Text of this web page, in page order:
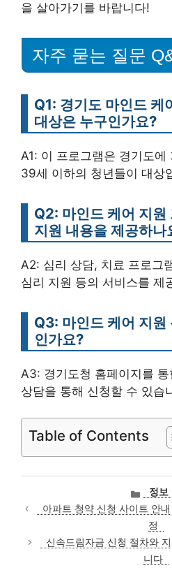
을 살아가기를 바랍니다!
자주 묻는 질문
Q1: 경기도 마인드 케
대상은 누구인가요?
A1: 이 프로그램은 경기도
39세 이하의 청년들이 대상
Q2: 마인드 케어 지원
지원 내용을 제공하나
A2: 심리 상담, 치료 프로그
심리 지원 등의 서비스를 제
Q3: 마인드 케어 지원
인가요?
A3: 경기도청 홈페이지를
상담을 통해 신청할 수 있습
Table of Contents
카
테
고
리
정보
아파트 청약 신청 사이트 안
정
신속드림자금 신청 절차와
니다